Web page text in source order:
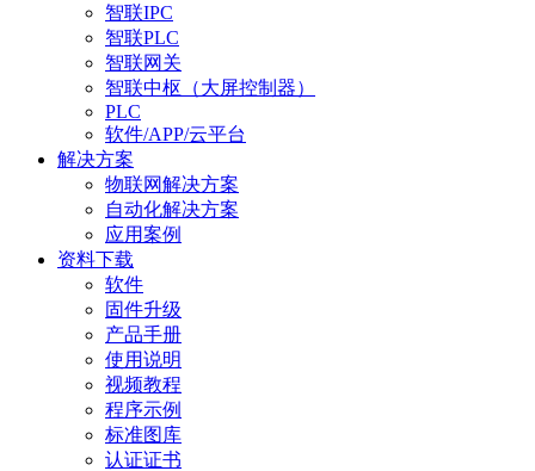
智联IPC
智联PLC
智联网关
智联中枢（大屏控制器）
PLC
软件/APP/云平台
解决方案
物联网解决方案
自动化解决方案
应用案例
资料下载
软件
固件升级
产品手册
使用说明
视频教程
程序示例
标准图库
认证证书